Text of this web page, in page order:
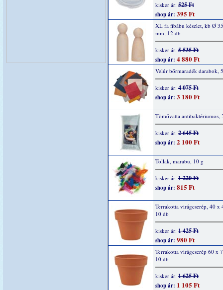
kisker ár: 525 Ft
shop ár: 395 Ft
XL fa fibábu készlet, kb Ø
mm, 12 db
kisker ár: 5 535 Ft
shop ár: 4 880 Ft
Velúr bőrmaradék darabok,
kisker ár: 4 075 Ft
shop ár: 3 180 Ft
Tömővatta antibaktériumos,
kisker ár: 2 645 Ft
shop ár: 2 100 Ft
Tollak, marabu, 10 g
kisker ár: 1 220 Ft
shop ár: 815 Ft
Terrakotta virágcserép, 40 x
10 db
kisker ár: 1 425 Ft
shop ár: 980 Ft
Terrakotta virágcserép 60 x
10 db
kisker ár: 1 625 Ft
shop ár: 1 105 Ft